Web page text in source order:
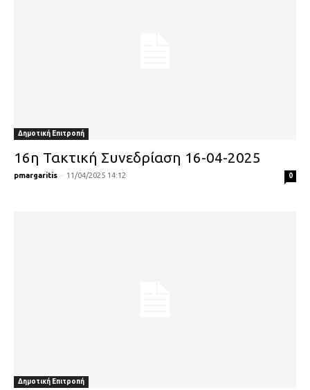
Δημοτική Επιτροπή
16η Τακτική Συνεδρίαση 16-04-2025
pmargaritis - 11/04/2025 14:12 0
Δημοτική Επιτροπή